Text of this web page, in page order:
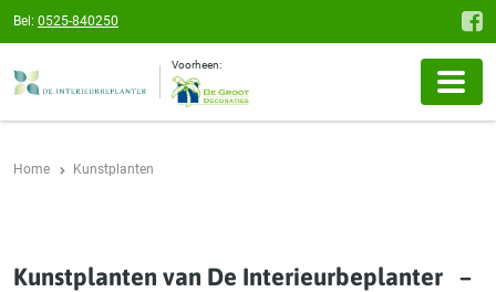
Bel: 0525-840250
Voorheen:
Home Kunstplanten
Kunstplanten van De Interieurbeplanter –